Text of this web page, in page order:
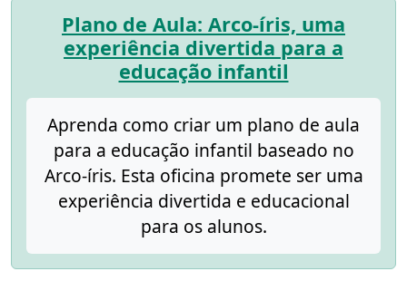
Plano de Aula: Arco-íris, uma
experiência divertida para a
educação infantil
Aprenda como criar um plano de aula
para a educação infantil baseado no
Arco-íris. Esta oficina promete ser uma
experiência divertida e educacional
para os alunos.